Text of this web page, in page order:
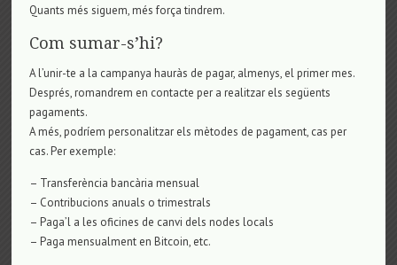
Quants més siguem, més força tindrem.
Com sumar-s’hi?
A l’unir-te a la campanya hauràs de pagar, almenys, el primer mes.
Després, romandrem en contacte per a realitzar els següents
pagaments.
A més, podríem personalitzar els mètodes de pagament, cas per
cas. Per exemple:
– Transferència bancària mensual
– Contribucions anuals o trimestrals
– Paga’l a les oficines de canvi dels nodes locals
– Paga mensualment en Bitcoin, etc.